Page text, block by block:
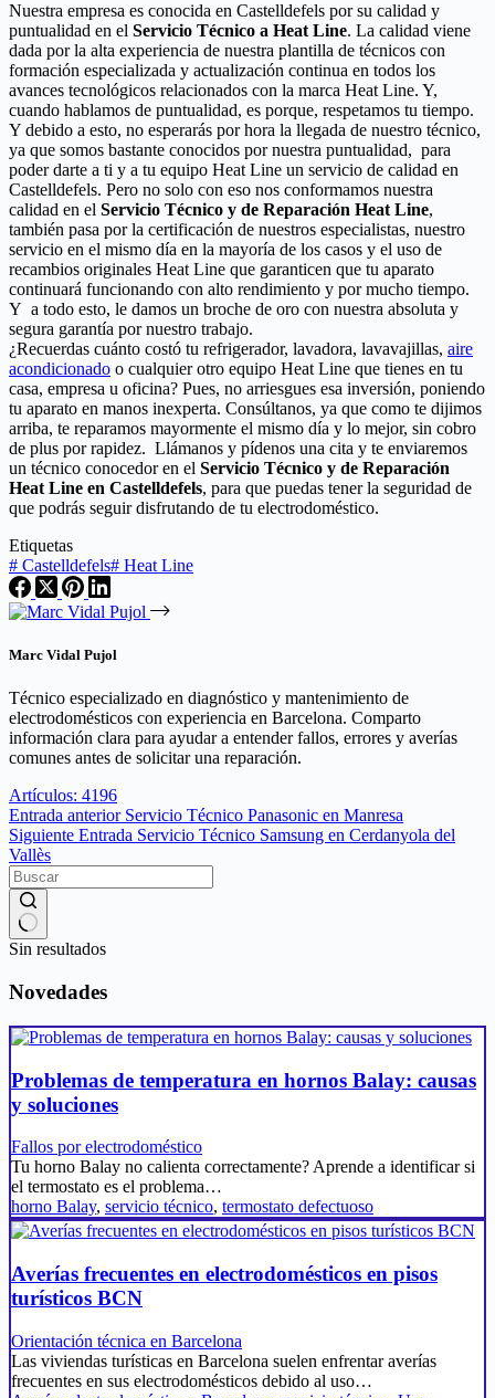
Nuestra empresa es conocida en Castelldefels por su calidad y
puntualidad en el Servicio Técnico a Heat Line. La calidad viene
dada por la alta experiencia de nuestra plantilla de técnicos con
formación especializada y actualización continua en todos los
avances tecnológicos relacionados con la marca Heat Line. Y,
cuando hablamos de puntualidad, es porque, respetamos tu tiempo.
Y debido a esto, no esperarás por hora la llegada de nuestro técnico,
ya que somos bastante conocidos por nuestra puntualidad, para
poder darte a ti y a tu equipo Heat Line un servicio de calidad en
Castelldefels. Pero no solo con eso nos conformamos nuestra
calidad en el Servicio Técnico y de Reparación Heat Line,
también pasa por la certificación de nuestros especialistas, nuestro
servicio en el mismo día en la mayoría de los casos y el uso de
recambios originales Heat Line que garanticen que tu aparato
continuará funcionando con alto rendimiento y por mucho tiempo.
Y a todo esto, le damos un broche de oro con nuestra absoluta y
segura garantía por nuestro trabajo.
¿Recuerdas cuánto costó tu refrigerador, lavadora, lavavajillas, aire
acondicionado o cualquier otro equipo Heat Line que tienes en tu
casa, empresa u oficina? Pues, no arriesgues esa inversión, poniendo
tu aparato en manos inexperta. Consúltanos, ya que como te dijimos
arriba, te reparamos mayormente el mismo día y lo mejor, sin cobro
de plus por rapidez. Llámanos y pídenos una cita y te enviaremos
un técnico conocedor en el Servicio Técnico y de Reparación
Heat Line en Castelldefels, para que puedas tener la seguridad de
que podrás seguir disfrutando de tu electrodoméstico.
Etiquetas
# Castelldefels# Heat Line
Marc Vidal Pujol
Técnico especializado en diagnóstico y mantenimiento de
electrodomésticos con experiencia en Barcelona. Comparto
información clara para ayudar a entender fallos, errores y averías
comunes antes de solicitar una reparación.
Artículos: 4196
Entrada anterior Servicio Técnico Panasonic en Manresa
Siguiente Entrada Servicio Técnico Samsung en Cerdanyola del
Vallès
Sin resultados
Novedades
Problemas de temperatura en hornos Balay: causas
y soluciones
Fallos por electrodoméstico
Tu horno Balay no calienta correctamente? Aprende a identificar si
el termostato es el problema…
horno Balay, servicio técnico, termostato defectuoso
Averías frecuentes en electrodomésticos en pisos
turísticos BCN
Orientación técnica en Barcelona
Las viviendas turísticas en Barcelona suelen enfrentar averías
frecuentes en sus electrodomésticos debido al uso…